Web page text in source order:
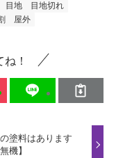
目地
目地切れ
屋外
！
塗料はあります
機】